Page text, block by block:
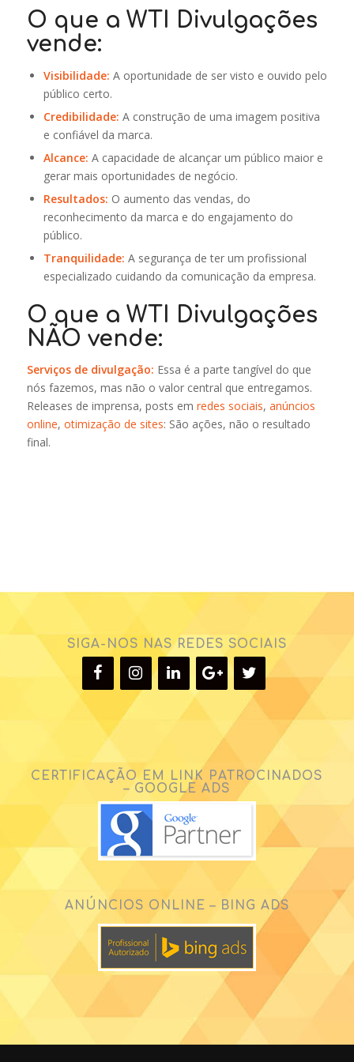
O que a WTI Divulgações
vende:
Visibilidade: A oportunidade de ser visto e ouvido pelo
público certo.
Credibilidade: A construção de uma imagem positiva
e confiável da marca.
Alcance: A capacidade de alcançar um público maior e
gerar mais oportunidades de negócio.
Resultados: O aumento das vendas, do
reconhecimento da marca e do engajamento do
público.
Tranquilidade: A segurança de ter um profissional
especializado cuidando da comunicação da empresa.
O que a WTI Divulgações
NÃO vende:
Serviços de divulgação: Essa é a parte tangível do que
nós fazemos, mas não o valor central que entregamos.
Releases de imprensa, posts em redes sociais, anúncios
online, otimização de sites: São ações, não o resultado
final.
SIGA-NOS NAS REDES SOCIAIS
CERTIFICAÇÃO EM LINK PATROCINADOS
– GOOGLE ADS
ANÚNCIOS ONLINE – BING ADS